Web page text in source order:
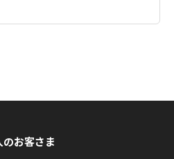
のお客さま